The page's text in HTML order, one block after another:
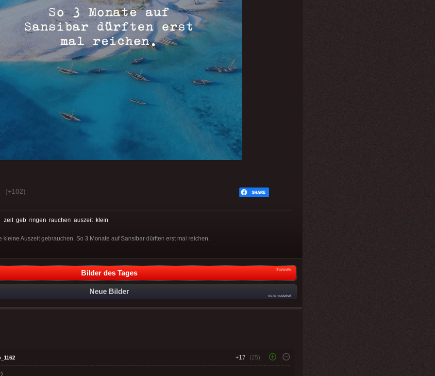
(+102)
zeit geb ringen rauchen auszeit klein
kleine Auszeit gebrauchen. So 3 Monate auf Sansibar dürften erst mal reichen.
Bilder des Tages Startseite
Neue Bilder
nicht moderiert
+17 (25)